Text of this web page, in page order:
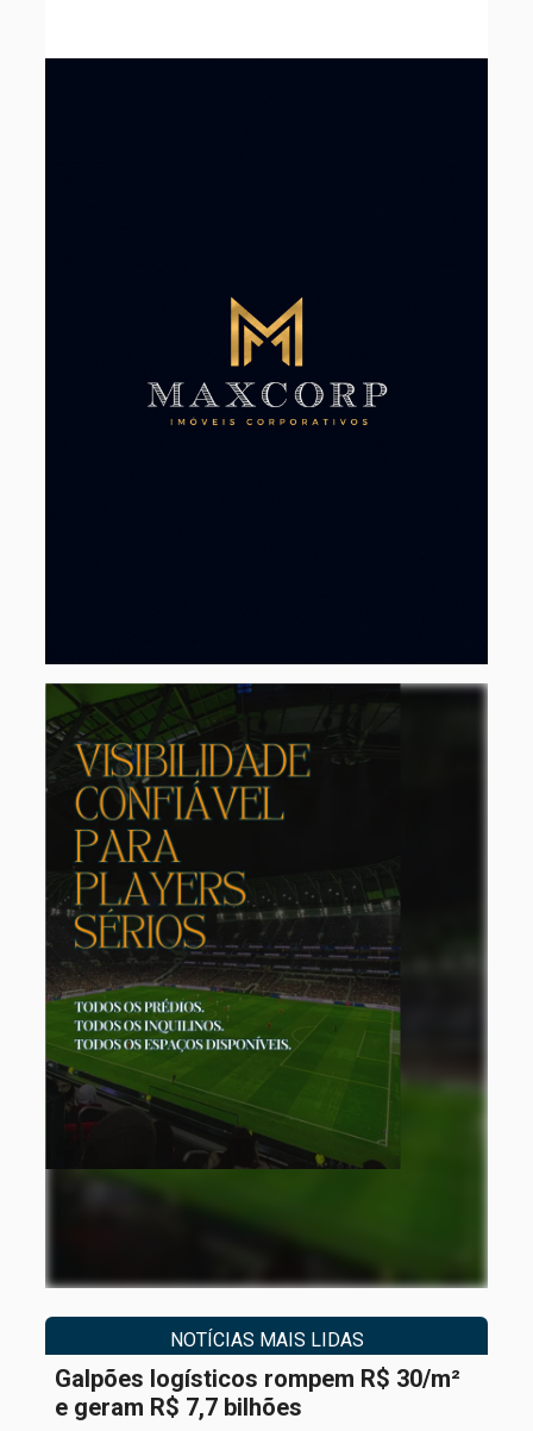
NOTÍCIAS MAIS LIDAS
Galpões logísticos rompem R$ 30/m²
e geram R$ 7,7 bilhões